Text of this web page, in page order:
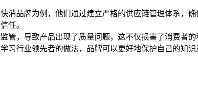
消品牌为例，他们通过建立严格的供应链管理体系，
任。
，导致产品出现了质量问题，这不仅损害了消费者的
习行业领先者的做法，品牌可以更好地保护自己的知